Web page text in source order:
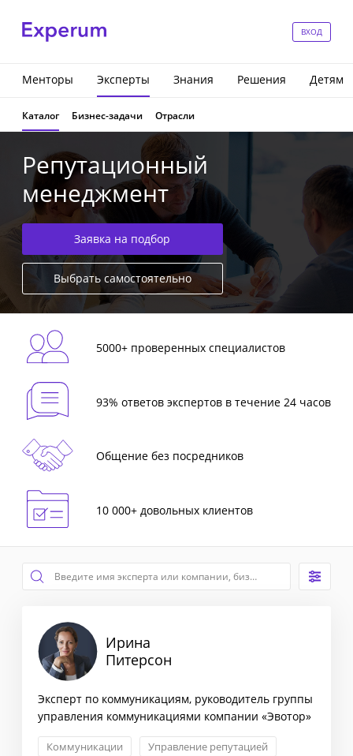
ВХОД
Менторы Эксперты Знания Решения Детям
Каталог Бизнес-задачи Отрасли
Репутационный
менеджмент
Заявка на подбор
Выбрать самостоятельно
5000+ проверенных специалистов
93% ответов экспертов в течение 24 часов
Общение без посредников
10 000+ довольных клиентов
Ирина
Питерсон
Эксперт по коммуникациям, руководитель группы
управления коммуникациями компании «Эвотор»
Коммуникации
Управление репутацией